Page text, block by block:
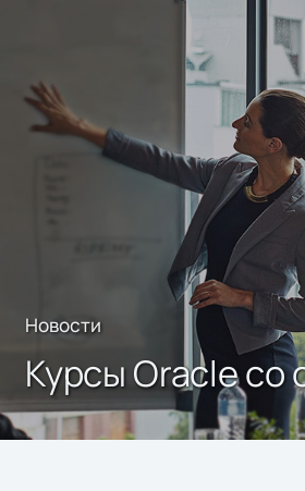
Новости
Курсы Oracle со